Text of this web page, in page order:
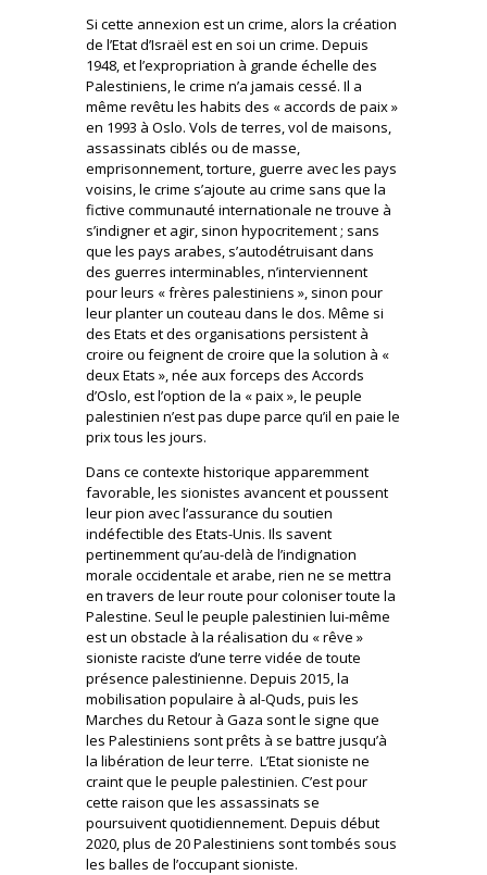
Si cette annexion est un crime, alors la création
de l’Etat d’Israël est en soi un crime. Depuis
1948, et l’expropriation à grande échelle des
Palestiniens, le crime n’a jamais cessé. Il a
même revêtu les habits des « accords de paix »
en 1993 à Oslo. Vols de terres, vol de maisons,
assassinats ciblés ou de masse,
emprisonnement, torture, guerre avec les pays
voisins, le crime s’ajoute au crime sans que la
fictive communauté internationale ne trouve à
s’indigner et agir, sinon hypocritement ; sans
que les pays arabes, s’autodétruisant dans
des guerres interminables, n’interviennent
pour leurs « frères palestiniens », sinon pour
leur planter un couteau dans le dos. Même si
des Etats et des organisations persistent à
croire ou feignent de croire que la solution à «
deux Etats », née aux forceps des Accords
d’Oslo, est l’option de la « paix », le peuple
palestinien n’est pas dupe parce qu’il en paie le
prix tous les jours.
Dans ce contexte historique apparemment
favorable, les sionistes avancent et poussent
leur pion avec l’assurance du soutien
indéfectible des Etats-Unis. Ils savent
pertinemment qu’au-delà de l’indignation
morale occidentale et arabe, rien ne se mettra
en travers de leur route pour coloniser toute la
Palestine. Seul le peuple palestinien lui-même
est un obstacle à la réalisation du « rêve »
sioniste raciste d’une terre vidée de toute
présence palestinienne. Depuis 2015, la
mobilisation populaire à al-Quds, puis les
Marches du Retour à Gaza sont le signe que
les Palestiniens sont prêts à se battre jusqu’à
la libération de leur terre. L’Etat sioniste ne
craint que le peuple palestinien. C’est pour
cette raison que les assassinats se
poursuivent quotidiennement. Depuis début
2020, plus de 20 Palestiniens sont tombés sous
les balles de l’occupant sioniste.